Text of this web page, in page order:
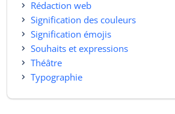
Rédaction web
Signification des couleurs
Signification émojis
Souhaits et expressions
Théâtre
Typographie